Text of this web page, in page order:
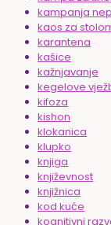
kampanja
kaos za
karantena
kašice
kažnjavanje
kegelove
kifoza
kishon
klokanica
klupko
knjiga
književnost
knjižnica
kod kuće
kognitivni